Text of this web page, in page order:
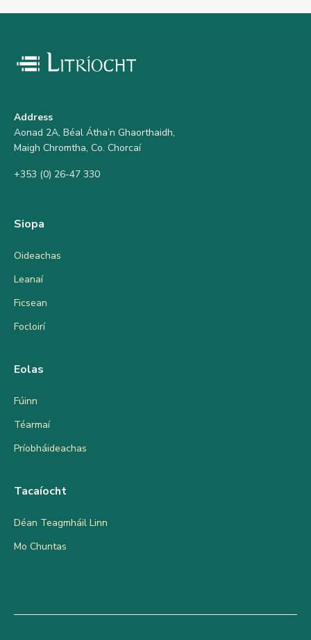
Address
Aonad 2A, Béal Átha’n Ghaorthaidh,
Maigh Chromtha, Co. Chorcaí
+353 (0) 26-47 330
Siopa
Oideachas
Leanaí
Ficsean
Focloirí
Eolas
Fúinn
Téarmaí
Príobháideachas
Tacaíocht
Déan Teagmháil Linn
Mo Chuntas